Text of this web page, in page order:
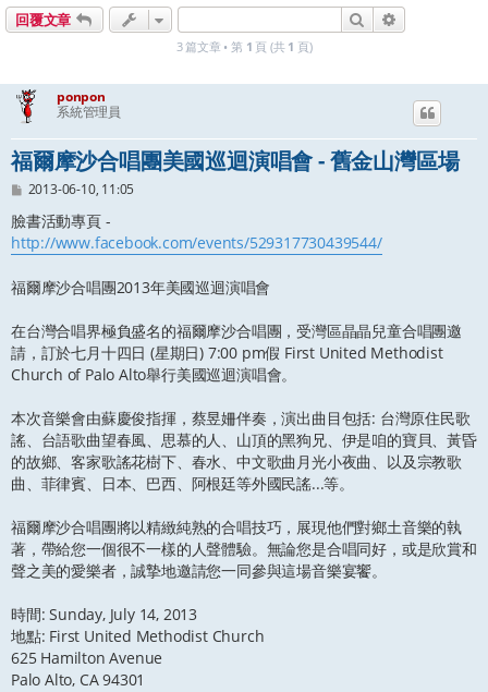
回覆文章
搜尋
3 篇文章 • 第 1 頁 (共 1 頁)
ponpon
系統管理員
福爾摩沙合唱團美國巡迴演唱會 - 舊金山灣區場
文
2013-06-10, 11:05
臉書活動專頁 -
http://www.facebook.com/events/529317730439544/
福爾摩沙合唱團2013年美國巡迴演唱會
在台灣合唱界極負盛名的福爾摩沙合唱團，受灣區晶晶兒童合唱團邀
請，訂於七月十四日 (星期日) 7:00 pm假 First United Methodist
Church of Palo Alto舉行美國巡迴演唱會。
本次音樂會由蘇慶俊指揮，蔡昱姍伴奏，演出曲目包括: 台灣原住民歌
謠、台語歌曲望春風、思慕的人、山頂的黑狗兄、伊是咱的寶貝、黃昏
的故鄉、客家歌謠花樹下、春水、中文歌曲月光小夜曲、以及宗教歌
曲、菲律賓、日本、巴西、阿根廷等外國民謠...等。
福爾摩沙合唱團將以精緻純熟的合唱技巧，展現他們對鄉土音樂的執
著，帶給您一個很不一樣的人聲體驗。無論您是合唱同好，或是欣賞和
聲之美的愛樂者，誠摯地邀請您一同參與這場音樂宴饗。
時間: Sunday, July 14, 2013
地點: First United Methodist Church
625 Hamilton Avenue
Palo Alto, CA 94301